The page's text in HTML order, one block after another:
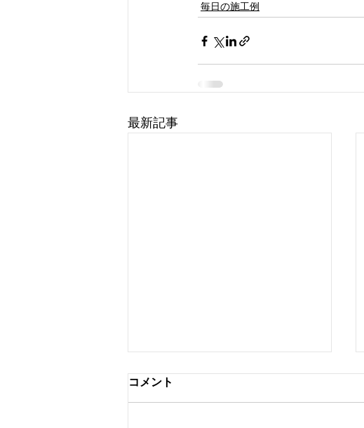
毎日の施工例
最新記事
コメント